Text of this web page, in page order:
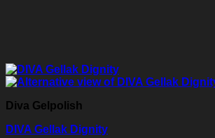
Diva Gelpolish
DIVA Gellak Dignity